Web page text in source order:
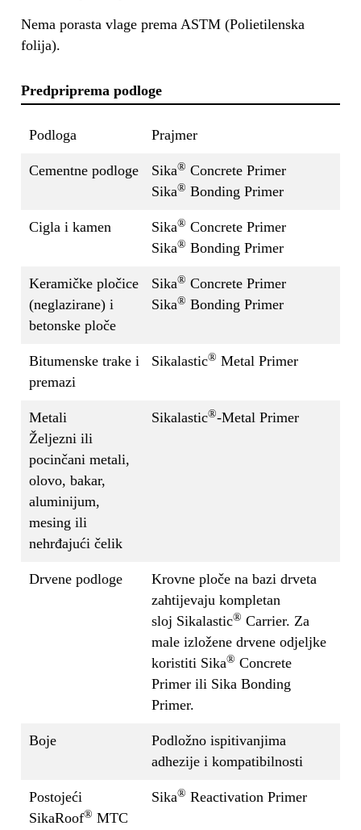
Nema porasta vlage prema ASTM (Polietilenska
folija).
Predpriprema podloge
Podloga Prajmer
Cementne podloge Sika® Concrete Primer
Sika® Bonding Primer
Cigla i kamen Sika® Concrete Primer
Sika® Bonding Primer
Keramičke pločice
(neglazirane) i
betonske ploče
Sika® Concrete Primer
Sika® Bonding Primer
Bitumenske trake i
premazi
Sikalastic® Metal Primer
Metali
Željezni ili
pocinčani metali,
olovo, bakar,
aluminijum,
mesing ili
nehrđajući čelik
Sikalastic®-Metal Primer
Drvene podloge
Krovne ploče na bazi drveta
zahtijevaju kompletan
sloj Sikalastic® Carrier. Za
male izložene drvene odjeljke
koristiti Sika® Concrete
Primer ili Sika Bonding
Primer.
Boje
Podložno ispitivanjima
adhezije i kompatibilnosti
Postojeći
SikaRoof® MTC
Sika® Reactivation Primer